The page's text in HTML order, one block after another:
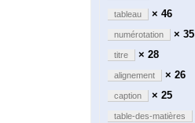
tableau × 46
numérotation × 35
titre × 28
alignement × 26
caption × 25
table-des-matières